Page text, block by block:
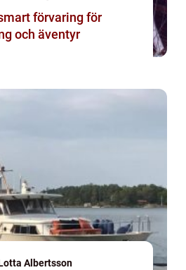
förvaring för
och äventyr
Albertsson